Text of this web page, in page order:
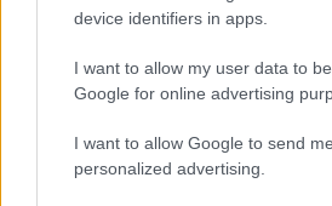
device identifiers in apps.
I want to allow my user data to
Google for online advertising
I want to allow Google to send me
personalized advertising.
ELŐZŐ MÉRKŐZÉSEK